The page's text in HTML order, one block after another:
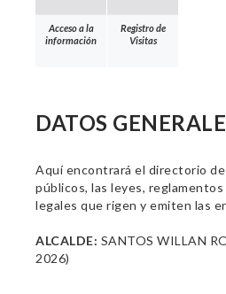
Acceso a la
información
Registro de
Visitas
DATOS
Aquí encontrará el directorio
públicos, las leyes,
legales que rigen y emiten las
ALCALDE: SANTOS WILLAN
2026)